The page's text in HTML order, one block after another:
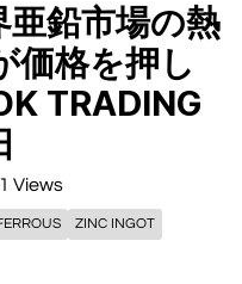
鉛市場の熱
格を押し
TRADING
Views
ZINC INGOT